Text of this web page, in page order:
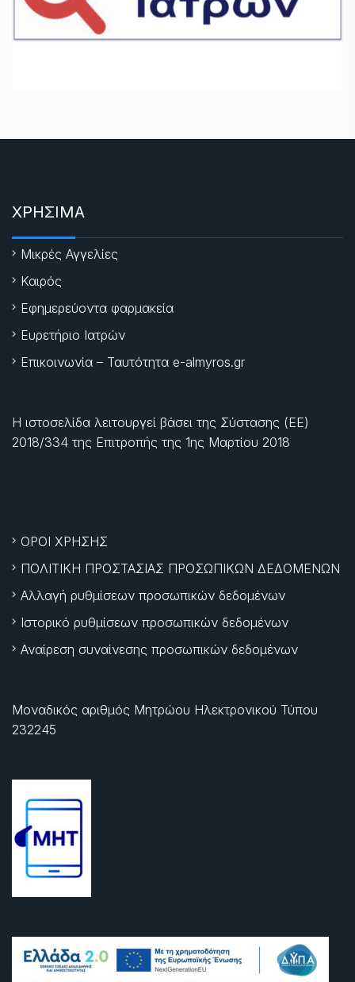
ΧΡΗΣΙΜΑ
Μικρές Αγγελίες
Καιρός
Εφημερεύοντα φαρμακεία
Ευρετήριο Ιατρών
Επικοινωνία – Ταυτότητα e-almyros.gr
Η ιστοσελίδα λειτουργεί βάσει της Σύστασης (ΕΕ)
2018/334 της Επιτροπής της 1ης Μαρτίου 2018
ΟΡΟΙ ΧΡΗΣΗΣ
ΠΟΛΙΤΙΚΗ ΠΡΟΣΤΑΣΙΑΣ ΠΡΟΣΩΠΙΚΩΝ ΔΕΔΟΜΕΝΩΝ
Αλλαγή ρυθμίσεων προσωπικών δεδομένων
Ιστορικό ρυθμίσεων προσωπικών δεδομένων
Αναίρεση συναίνεσης προσωπικών δεδομένων
Μοναδικός αριθμός Μητρώου Ηλεκτρονικού Τύπου
232245